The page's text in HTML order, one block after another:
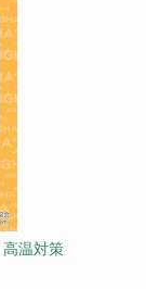
温対策